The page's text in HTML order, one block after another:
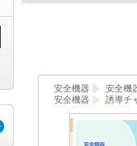
安全機器
安全機
安全機器
誘導チ